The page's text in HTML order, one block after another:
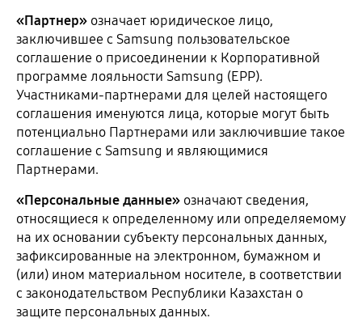
«Партнер»означает юридическое лицо,
заключившее с Samsung пользовательское
соглашение о присоединении к Корпоративной
программе лояльности Samsung (EPP).
Участниками-партнерами для целей настоящего
соглашения именуются лица, которые могут быть
потенциально Партнерами или заключившие такое
соглашение с Samsung и являющимися
Партнерами.
«Персональные данные»означают сведения,
относящиеся к определенному или определяемому
на их основании субъекту персональных данных,
зафиксированные на электронном, бумажном и
(или) ином материальном носителе, в соответствии
с законодательством Республики Казахстан о
защите персональных данных.